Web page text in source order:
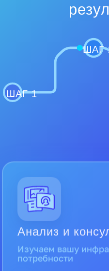
ШАГ 1
ШАГ
Анализ и
Изучаем вашу
Бесплатная